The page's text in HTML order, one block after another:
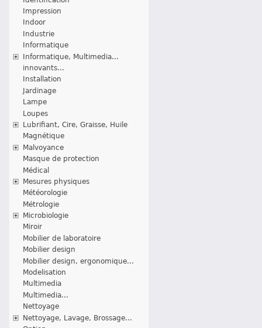
Impression
Indoor
Industrie
Informatique
Informatique, Multimedia...
innovants...
Installation
Jardinage
Lampe
Loupes
Lubrifiant, Cire, Graisse, Huile
Magnétique
Malvoyance
Masque de protection
Médical
Mesures physiques
Météorologie
Métrologie
Microbiologie
Miroir
Mobilier de laboratoire
Mobilier design
Mobilier design, ergonomique...
Modelisation
Multimedia
Multimedia...
Nettoyage
Nettoyage, Lavage, Brossage...